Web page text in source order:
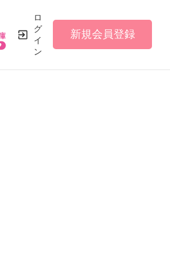
ロ
グ
イ
ン
新規会員登録